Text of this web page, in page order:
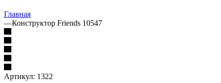
Главная
—Конструктор Friends 10547
Артикул: 1322